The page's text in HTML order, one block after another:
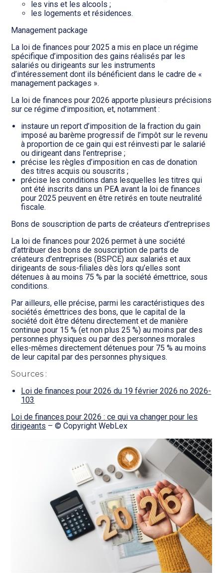
les vins et les alcools ;
les logements et résidences.
Management package
La loi de finances pour 2025 a mis en place un régime
spécifique d’imposition des gains réalisés par les
salariés ou dirigeants sur les instruments
d’intéressement dont ils bénéficient dans le cadre de «
management packages ».
La loi de finances pour 2026 apporte plusieurs précisions
sur ce régime d’imposition, et, notamment :
instaure un report d’imposition de la fraction du gain
imposé au barème progressif de l’impôt sur le revenu
à proportion de ce gain qui est réinvesti par le salarié
ou dirigeant dans l’entreprise ;
précise les règles d’imposition en cas de donation
des titres acquis ou souscrits ;
précise les conditions dans lesquelles les titres qui
ont été inscrits dans un PEA avant la loi de finances
pour 2025 peuvent en être retirés en toute neutralité
fiscale.
Bons de souscription de parts de créateurs d’entreprises
La loi de finances pour 2026 permet à une société
d’attribuer des bons de souscription de parts de
créateurs d’entreprises (BSPCE) aux salariés et aux
dirigeants de sous-filiales dès lors qu’elles sont
détenues à au moins 75 % par la société émettrice, sous
conditions.
Par ailleurs, elle précise, parmi les caractéristiques des
sociétés émettrices des bons, que le capital de la
société doit être détenu directement et de manière
continue pour 15 % (et non plus 25 %) au moins par des
personnes physiques ou par des personnes morales
elles-mêmes directement détenues pour 75 % au moins
de leur capital par des personnes physiques.
Sources :
Loi de finances pour 2026 du 19 février 2026 no 2026-
103
Loi de finances pour 2026 : ce qui va changer pour les
dirigeants – © Copyright WebLex